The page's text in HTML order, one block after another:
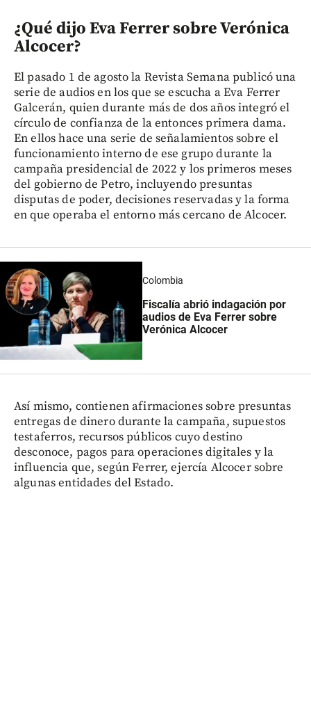
¿Qué dijo Eva Ferrer sobre Verónica
Alcocer?
El pasado 1 de agosto la Revista Semana publicó una
serie de audios en los que se escucha a Eva Ferrer
Galcerán, quien durante más de dos años integró el
círculo de confianza de la entonces primera dama.
En ellos hace una serie de señalamientos sobre el
funcionamiento interno de ese grupo durante la
campaña presidencial de 2022 y los primeros meses
del gobierno de Petro, incluyendo presuntas
disputas de poder, decisiones reservadas y la forma
en que operaba el entorno más cercano de Alcocer.
Colombia
Fiscalía abrió indagación por
audios de Eva Ferrer sobre
Verónica Alcocer
Así mismo, contienen afirmaciones sobre presuntas
entregas de dinero durante la campaña, supuestos
testaferros, recursos públicos cuyo destino
desconoce, pagos para operaciones digitales y la
influencia que, según Ferrer, ejercía Alcocer sobre
algunas entidades del Estado.